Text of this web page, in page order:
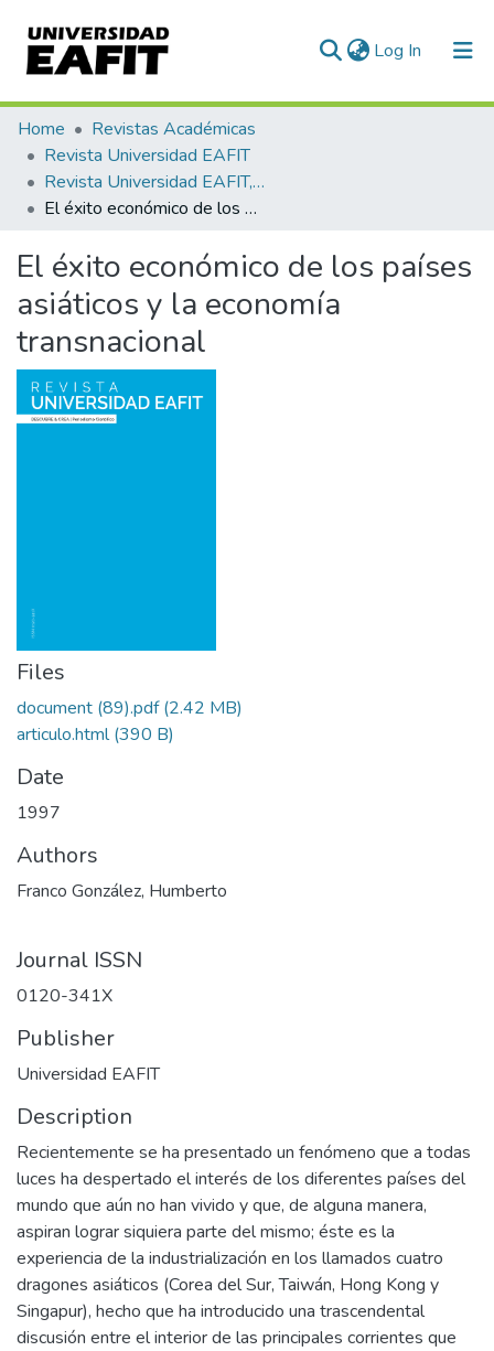
Log In (current)
Communities & Collections
All of DSpace
Statistics
Home
Revistas Académicas
Revista Universidad EAFIT
Revista Universidad EAFIT, Vol. 33, Núm. 105 (1997)
El éxito económico de los países asiáticos y la economía transnacional
El éxito económico de los países
asiáticos y la economía
transnacional
Files
document (89).pdf(2.42 MB)
articulo.html(390 B)
Date
1997
Authors
Franco González, Humberto
Journal ISSN
0120-341X
Publisher
Universidad EAFIT
Description
Recientemente se ha presentado un fenómeno que a todas
luces ha despertado el interés de los diferentes países del
mundo que aún no han vivido y que, de alguna manera,
aspiran lograr siquiera parte del mismo; éste es la
experiencia de la industrialización en los llamados cuatro
dragones asiáticos (Corea del Sur, Taiwán, Hong Kong y
Singapur), hecho que ha introducido una trascendental
discusión entre el interior de las principales corrientes que